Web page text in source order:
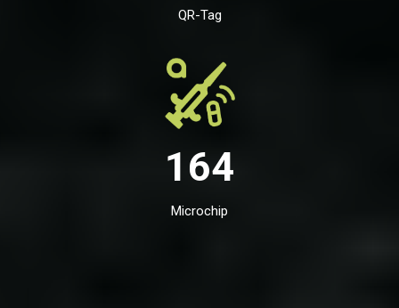
QR-Tag
164
Microchip